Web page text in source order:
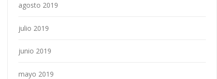
agosto 2019
julio 2019
junio 2019
mayo 2019